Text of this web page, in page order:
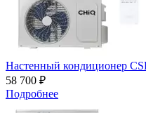
Настенный кондиционер
58 700 ₽
Подробнее